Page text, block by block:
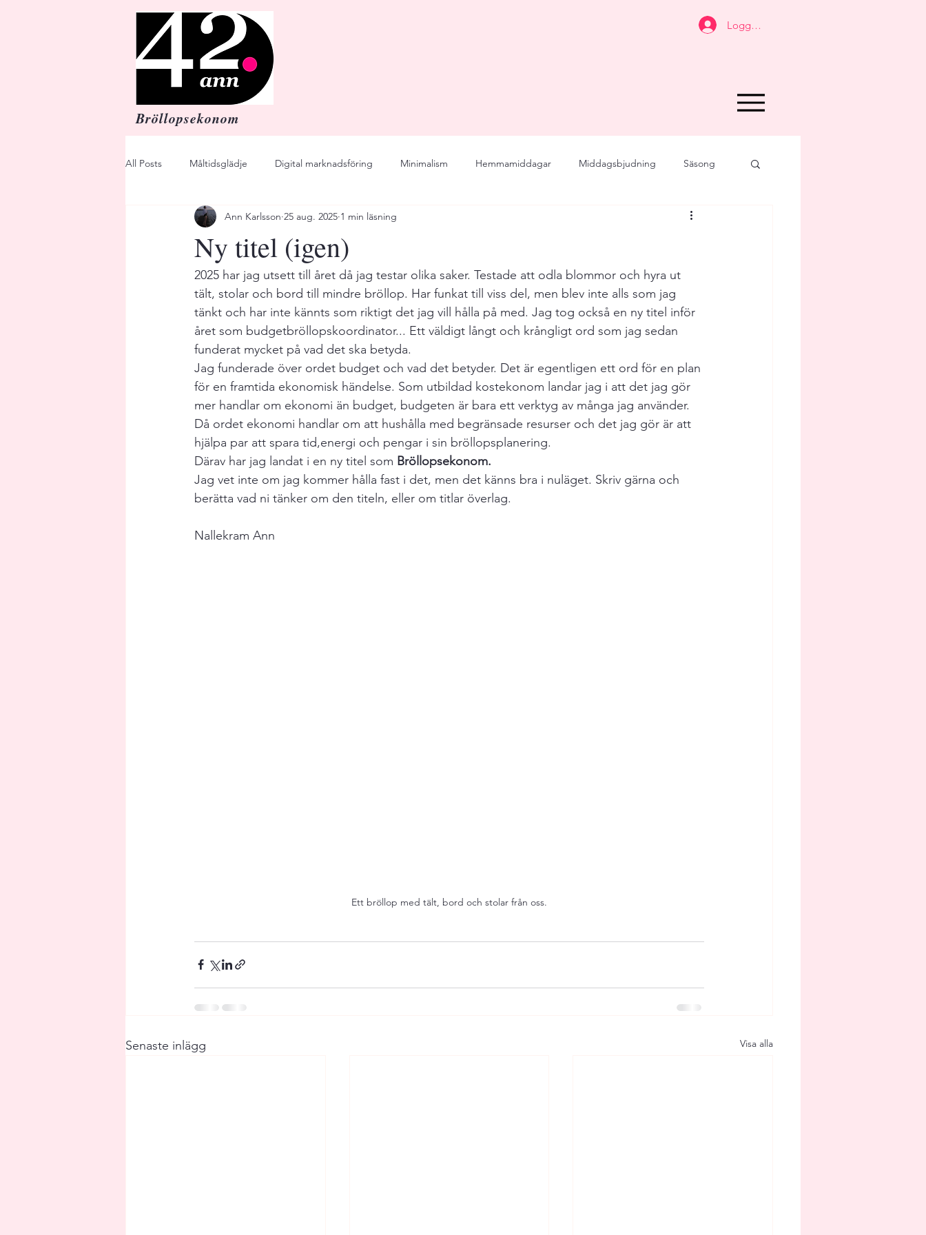
Bröllopsekonom
Logga in
All Posts Måltidsglädje Digital marknadsföring Minimalism Hemmamiddagar Middagsbjudning Säsong
Budget Festmiddag Dinner Party
Flavors Taste enjoy Business online course recipes Recept Personligt
Bröllopsplanering Middagsbjudningar Arkiv
Ny titel (igen)
Ann Karlsson 25 aug. 2025 1 min läsning
2025 har jag utsett till året då jag testar olika saker. Testade att odla blommor och hyra ut
tält, stolar och bord till mindre bröllop. Har funkat till viss del, men blev inte alls som jag
tänkt och har inte kännts som riktigt det jag vill hålla på med. Jag tog också en ny titel inför
året som budgetbröllopskoordinator... Ett väldigt långt och krångligt ord som jag sedan
funderat mycket på vad det ska betyda.
Jag funderade över ordet budget och vad det betyder. Det är egentligen ett ord för en plan
för en framtida ekonomisk händelse. Som utbildad kostekonom landar jag i att det jag gör
mer handlar om ekonomi än budget, budgeten är bara ett verktyg av många jag använder.
Då ordet ekonomi handlar om att hushålla med begränsade resurser och det jag gör är att
hjälpa par att spara tid,energi och pengar i sin bröllopsplanering.
Därav har jag landat i en ny titel som Bröllopsekonom.
Jag vet inte om jag kommer hålla fast i det, men det känns bra i nuläget. Skriv gärna och
berätta vad ni tänker om den titeln, eller om titlar överlag.
Nallekram Ann
Ett bröllop med tält, bord och stolar från oss.
Senaste inlägg Visa alla